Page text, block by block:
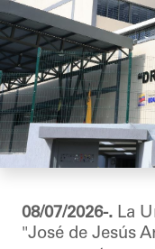
08/07/2026-. La
"José de Jesús